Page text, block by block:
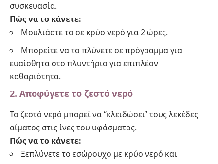
συσκευασία.
Πώς να το κάνετε:
Μουλιάστε το σε κρύο νερό για 2 ώρες.
Μπορείτε να το πλύνετε σε πρόγραμμα για
ευαίσθητα στο πλυντήριο για επιπλέον
καθαριότητα.
2. Αποφύγετε το ζεστό νερό
Το ζεστό νερό μπορεί να “κλειδώσει” τους λεκέδες
αίματος στις ίνες του υφάσματος.
Πώς να το κάνετε:
Ξεπλύνετε το εσώρουχο με κρύο νερό και